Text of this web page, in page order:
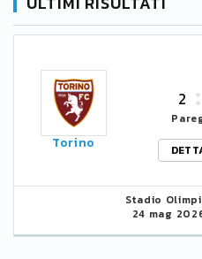
Torino
2
Stadio
24 mag